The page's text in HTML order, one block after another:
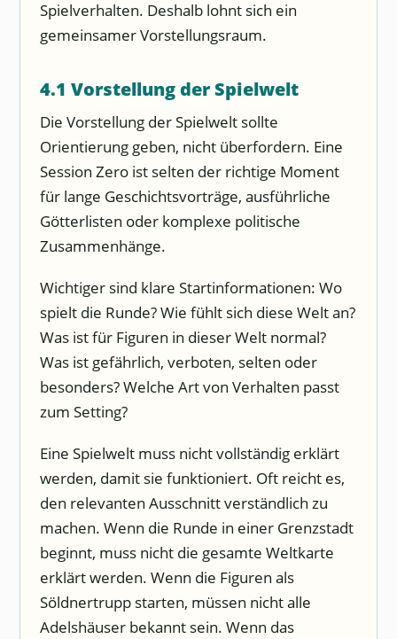
Spielverhalten. Deshalb lohnt sich ein
gemeinsamer Vorstellungsraum.
4.1 Vorstellung der Spielwelt
Die Vorstellung der Spielwelt sollte
Orientierung geben, nicht überfordern. Eine
Session Zero ist selten der richtige Moment
für lange Geschichtsvorträge, ausführliche
Götterlisten oder komplexe politische
Zusammenhänge.
Wichtiger sind klare Startinformationen: Wo
spielt die Runde? Wie fühlt sich diese Welt an?
Was ist für Figuren in dieser Welt normal?
Was ist gefährlich, verboten, selten oder
besonders? Welche Art von Verhalten passt
zum Setting?
Eine Spielwelt muss nicht vollständig erklärt
werden, damit sie funktioniert. Oft reicht es,
den relevanten Ausschnitt verständlich zu
machen. Wenn die Runde in einer Grenzstadt
beginnt, muss nicht die gesamte Weltkarte
erklärt werden. Wenn die Figuren als
Söldnertrupp starten, müssen nicht alle
Adelshäuser bekannt sein. Wenn das